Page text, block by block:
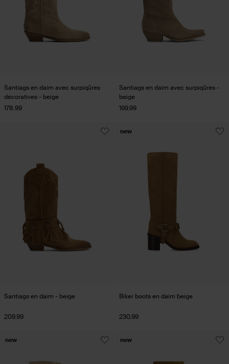
Santiags en daim avec surpiqûres
décoratives - beige
178.99
Santiags en daim avec surpiqûres -
beige
199.99
Santiags en daim - beige
209.99
Biker boots en daim beige
230.99
new
new new